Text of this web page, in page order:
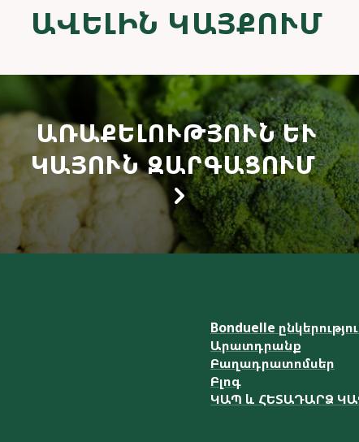
ԱՎԵԼԻՆ ԿԱՅՔՈՒՄ
ԱՌԱՔԵԼՈՒԹՅՈՒՆ ԵՒ Կ
ԱՅՈՒՆ ԶԱՐԳԱՑՈՒՄ
Bonduelle
Արատդրանք
Բաղադրատոմսեր
Բլոգ
ԿԱՊ և ՀԵՏԱԴԱՐՁ